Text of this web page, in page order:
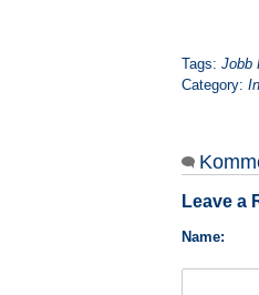
Tags: Jobb
Category:
Leave a
Name: